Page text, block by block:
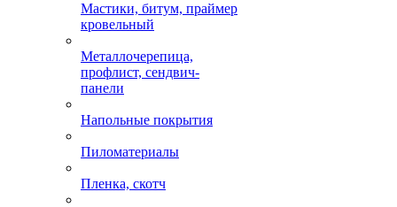
Мастики, битум, праймер
кровельный
Металлочерепица,
профлист, сендвич-
панели
Напольные покрытия
Пиломатериалы
Пленка, скотч